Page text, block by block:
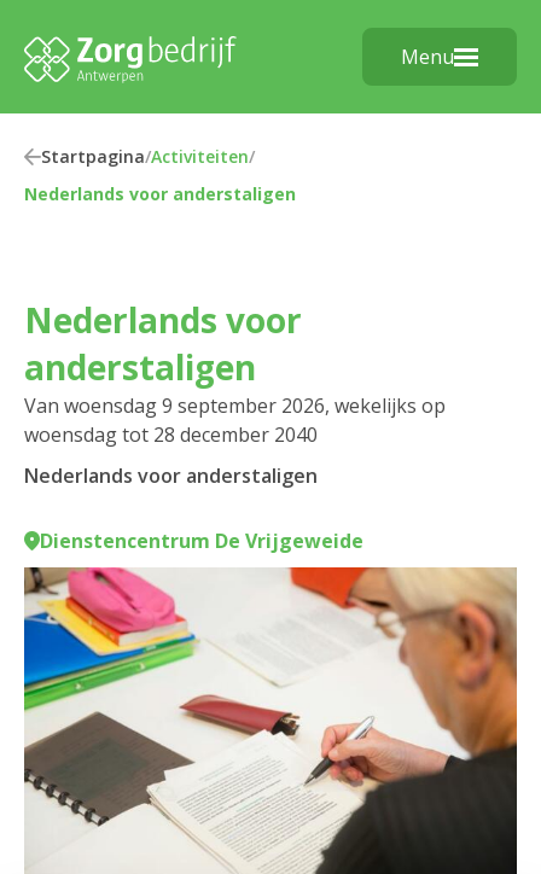
Menu
Startpagina/Activiteiten/
Nederlands voor anderstaligen
Nederlands voor
anderstaligen
Van woensdag 9 september 2026, wekelijks op
woensdag tot 28 december 2040
Nederlands voor anderstaligen
Dienstencentrum De Vrijgeweide